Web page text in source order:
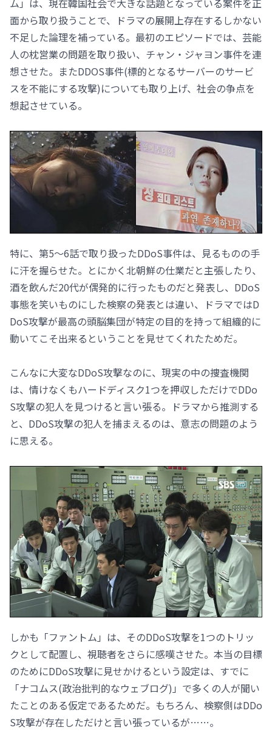
ム」は、現在韓国社会で大きな話題となっている案件を正
面から取り扱うことで、ドラマの展開上存在するしかない
不足した論理を補っている。最初のエピソードでは、芸能
人の枕営業の問題を取り扱い、チャン・ジャヨン事件を連
想させた。またDDOS事件(標的となるサーバーのサービ
スを不能にする攻撃)についても取り上げ、社会の争点を
想起させている。
特に、第5～6話で取り扱ったDDoS事件は、見るものの手
に汗を握らせた。とにかく北朝鮮の仕業だと主張したり、
酒を飲んだ20代が偶発的に行ったものだと発表し、DDoS
事態を笑いものにした検察の発表とは違い、ドラマではD
DoS攻撃が最高の頭脳集団が特定の目的を持って組織的に
動いてこそ出来るということを見せてくれたためだ。
こんなに大変なDDoS攻撃なのに、現実の中の捜査機関
は、情けなくもハードディスク1つを押収しただけでDDo
S攻撃の犯人を見つけると言い張る。ドラマから推測する
と、DDoS攻撃の犯人を捕まえるのは、意志の問題のよう
に思える。
しかも「ファントム」は、そのDDoS攻撃を1つのトリッ
クとして配置し、視聴者をさらに感嘆させた。本当の目標
のためにDDoS攻撃に見せかけるという設定は、すでに
「ナコムス(政治批判的なウェブログ)」で多くの人が聞い
たことのある仮定であるためだ。もちろん、検察側はDDo
S攻撃が存在しただけと言い張っているが……。